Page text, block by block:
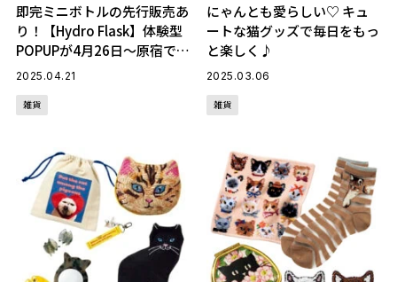
即完ミニボトルの先行販売あ
り！【Hydro Flask】体験型
POPUPが4月26日〜原宿で開
催
2025.04.21
雑貨
にゃんとも愛らしい♡ キュ
ートな猫グッズで毎日をもっ
と楽しく♪
2025.03.06
雑貨